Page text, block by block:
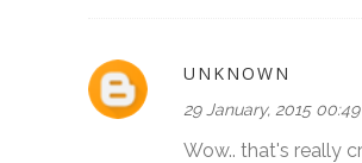
UNKNOWN
29 January, 2015 00:49
Wow.. that's really